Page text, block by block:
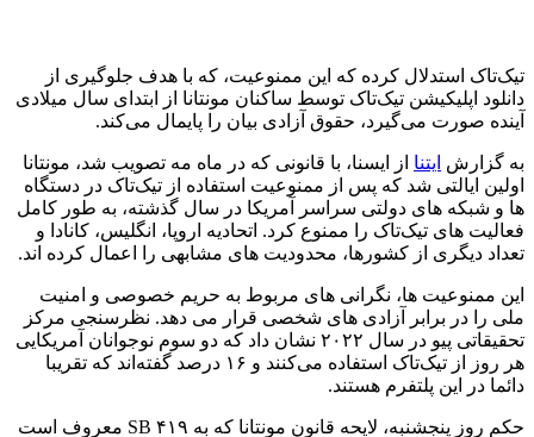
تیک‌تاک استدلال کرده که این ممنوعیت، که با هدف جلوگیری از
دانلود اپلیکیشن تیک‌تاک توسط ساکنان مونتانا از ابتدای سال میلادی
آینده صورت می‌گیرد، حقوق آزادی بیان را پایمال می‌کند.
به گزارش ایتنا از ایسنا، با قانونی که در ماه مه تصویب شد، مونتانا
اولین ایالتی شد که پس از ممنوعیت استفاده از تیک‌تاک در دستگاه
ها و شبکه های دولتی سراسر آمریکا در سال گذشته، به طور کامل
فعالیت های تیک‌تاک را ممنوع کرد. اتحادیه اروپا، انگلیس، کانادا و
تعداد دیگری از کشورها، محدودیت های مشابهی را اعمال کرده اند.
این ممنوعیت ها، نگرانی های مربوط به حریم خصوصی و امنیت
ملی را در برابر آزادی های شخصی قرار می دهد. نظرسنجی مرکز
تحقیقاتی پیو در سال ۲۰۲۲ نشان داد که دو سوم نوجوانان آمریکایی
هر روز از تیک‌تاک استفاده می‌کنند و ۱۶ درصد گفته‌اند که تقریبا
دائما در این پلتفرم هستند.
حکم روز پنجشنبه، لایحه قانون مونتانا که به SB ۴۱۹ معروف است